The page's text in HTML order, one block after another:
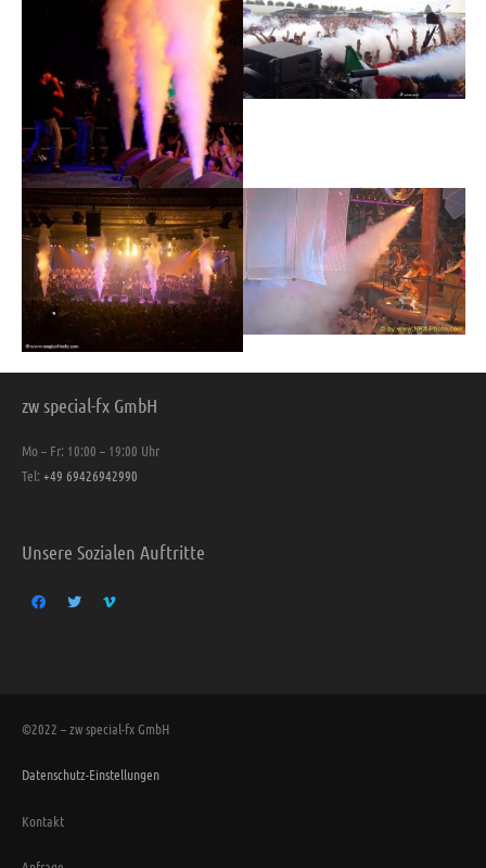
zw special-fx GmbH
Mo – Fr: 10:00 – 19:00 Uhr
Tel: +49 69426942990
Unsere Sozialen Auftritte
©2022 – zw special-fx GmbH
Datenschutz-Einstellungen
Kontakt